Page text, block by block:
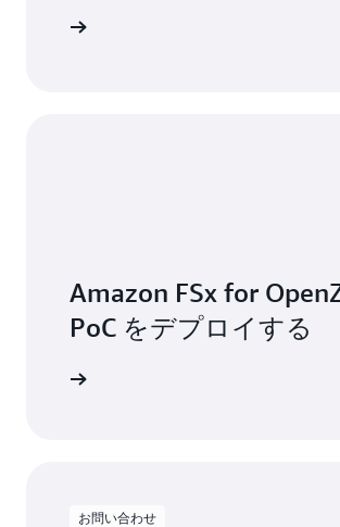
Amazon FSx for
PoC をデプロイする
お問い合わせ